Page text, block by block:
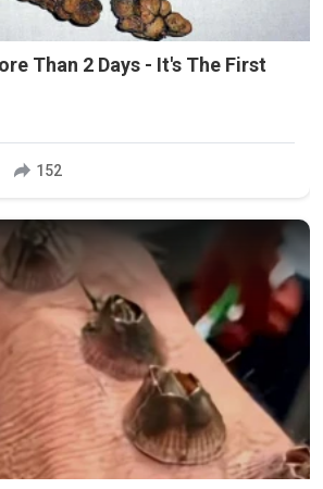
Than 2 Days - It's The First
152